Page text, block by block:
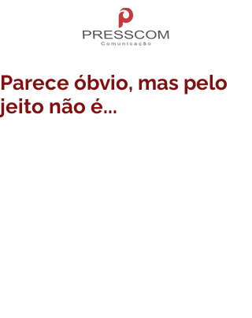
Parece óbvio, mas pelo
jeito não é...